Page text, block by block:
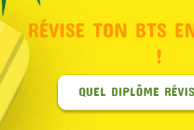
MON COMPTE
PANIER
RÉVISE TON BTS
!
QUEL DIPLÔME